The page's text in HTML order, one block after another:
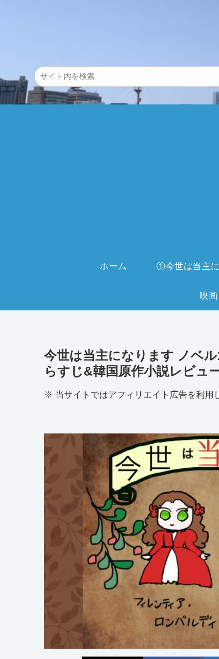
ホーム
今世は当主になります ノベ
らすじ&韓国原作小説レビュ
※ 当サイトではアフィリエイト広告を利用